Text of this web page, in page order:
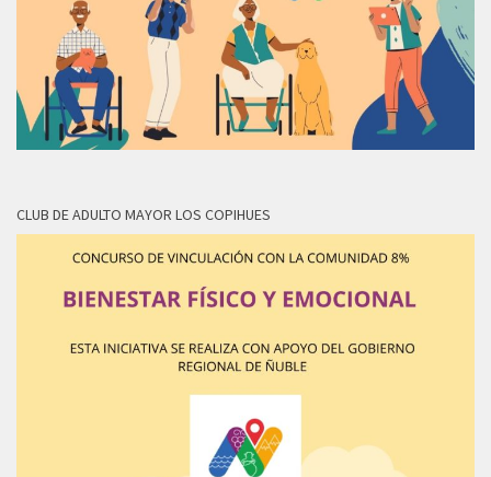
CLUB DE ADULTO MAYOR LOS COPIHUES